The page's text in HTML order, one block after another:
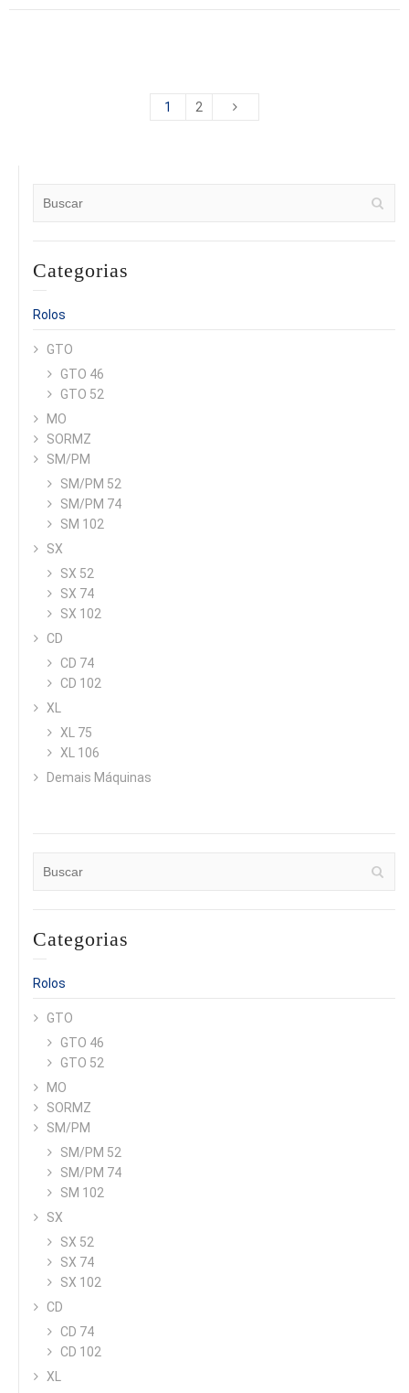
1 2
Categorias
Rolos
GTO
GTO 46
GTO 52
MO
SORMZ
SM/PM
SM/PM 52
SM/PM 74
SM 102
SX
SX 52
SX 74
SX 102
CD
CD 74
CD 102
XL
XL 75
XL 106
Demais Máquinas
Categorias
Rolos
GTO
GTO 46
GTO 52
MO
SORMZ
SM/PM
SM/PM 52
SM/PM 74
SM 102
SX
SX 52
SX 74
SX 102
CD
CD 74
CD 102
XL